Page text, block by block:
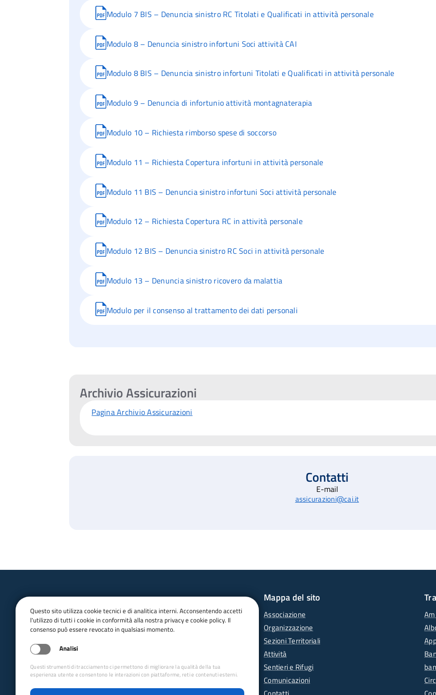
Modulo 7 BIS – Denuncia sinistro RC Titolati e Qualificati in attività personale
Modulo 8 – Denuncia sinistro infortuni Soci attività CAI
Modulo 8 BIS – Denuncia sinistro infortuni Titolati e Qualificati in attività personale
Modulo 9 – Denuncia di infortunio attività montagnaterapia
Modulo 10 – Richiesta rimborso spese di soccorso
Modulo 11 – Richiesta Copertura infortuni in attività personale
Modulo 11 BIS – Denuncia sinistro infortuni Soci attività personale
Modulo 12 – Richiesta Copertura RC in attività personale
Modulo 12 BIS – Denuncia sinistro RC Soci in attività personale
Modulo 13 – Denuncia sinistro ricovero da malattia
Modulo per il consenso al trattamento dei dati personali
Archivio Assicurazioni
Pagina Archivio Assicurazioni
Contatti
E-mail
assicurazioni@cai.it
P.IVA 03654880156
Via Petrella 19 - 20124 Milano
Mappa del sito
Associazione
Organizzazione
Sezioni Territoriali
Attività
Sentieri e Rifugi
Comunicazioni
Questo sito utilizza cookie tecnici e di analitica interni. Acconsentendo accetti
l'utilizzo di tutti i cookie in conformità alla nostra privacy e cookie policy. Il
consenso può essere revocato in qualsiasi momento.
Analisi
Questi strumenti di tracciamento ci permettono di migliorare la qualità della tua
esperienza utente e consentono le interazioni con piattaforme, reti e contenuti esterni.